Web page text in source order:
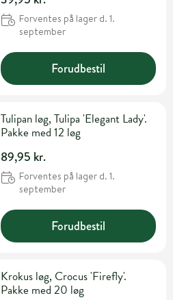
Forventes på lager d. 1.
september
Forudbestil
Tulipan løg, Tulipa 'Elegant Lady'.
Pakke med 12 løg
89,95 kr.
Forventes på lager d. 1.
september
Forudbestil
Krokus løg, Crocus 'Firefly'.
Pakke med 20 løg